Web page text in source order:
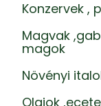
Konzervek ,
Magvak
magok
Növényi
Olajok